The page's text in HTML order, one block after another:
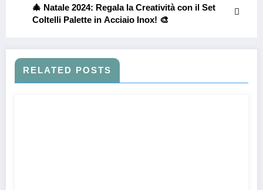
🎄 Natale 2024: Regala la Creatività con il Set
Coltelli Palette in Acciaio Inox! 🎨
RELATED POSTS